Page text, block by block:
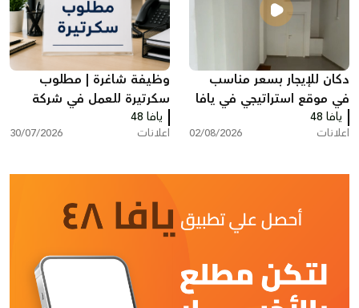
دكان للإيجار بسعر مناسب
في موقع استراتيجي في يافا
يافا 48
اعلانات 02/08/2026
وظيفة شاغرة | مطلوب
سكرتيرة للعمل في شركة
بمدينة ريشون لتسيون
يافا 48
اعلانات 30/07/2026